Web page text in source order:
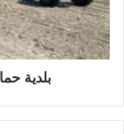
بلدية